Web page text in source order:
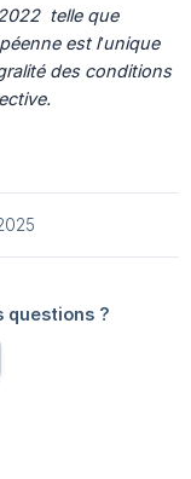
telle que
est l’unique
des conditions
questions ?